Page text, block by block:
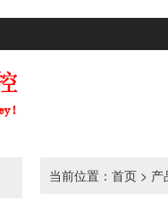
当前位置： 首页 > 产